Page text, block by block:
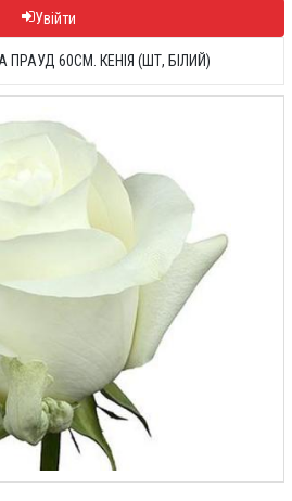
Увійти
ПРАУД 60СМ. КЕНІЯ (ШТ, БІЛИЙ)